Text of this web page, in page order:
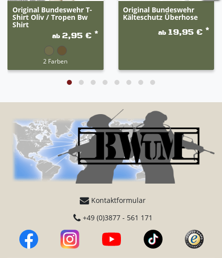
Original Bundeswehr T-
Shirt Oliv / Tropen Bw
Shirt
ab 2,95 € *
2 Farben
Original Bundeswehr
Kälteschutz Überhose
ab 19,95 € *
Kontaktformular
+49 (0)3877 - 561 171